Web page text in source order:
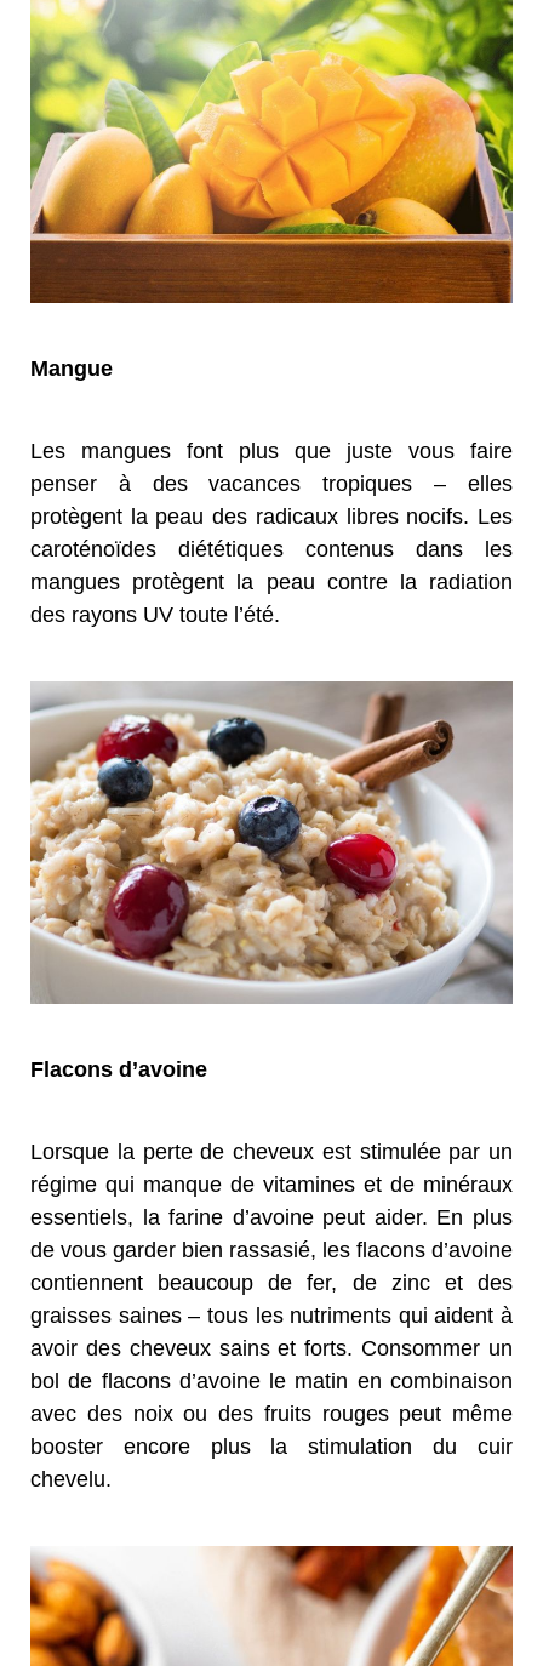
Mangue
Les mangues font plus que juste vous faire
penser à des vacances tropiques – elles
protègent la peau des radicaux libres nocifs. Les
caroténoïdes diététiques contenus dans les
mangues protègent la peau contre la radiation
des rayons UV toute l’été.
Flacons d’avoine
Lorsque la perte de cheveux est stimulée par un
régime qui manque de vitamines et de minéraux
essentiels, la farine d’avoine peut aider. En plus
de vous garder bien rassasié, les flacons d’avoine
contiennent beaucoup de fer, de zinc et des
graisses saines – tous les nutriments qui aident à
avoir des cheveux sains et forts. Consommer un
bol de flacons d’avoine le matin en combinaison
avec des noix ou des fruits rouges peut même
booster encore plus la stimulation du cuir
chevelu.